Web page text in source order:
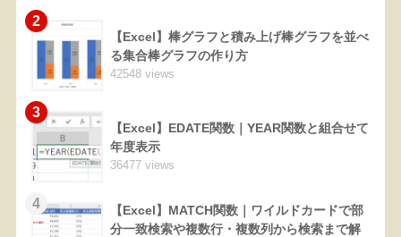
2
【Excel】棒グラフと積み上げ棒グラフを並べ
る集合棒グラフの作り方
42548 views
3
【Excel】EDATE関数｜YEAR関数と組合せて
年度表示
36477 views
4
【Excel】MATCH関数｜ワイルドカードで部
分一致検索や複数行・複数列から検索まで解